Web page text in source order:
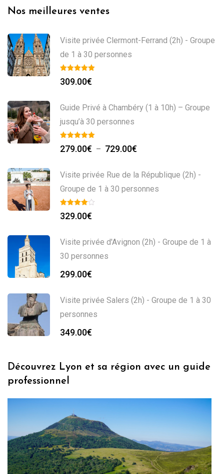
Nos meilleures ventes
Visite privée Clermont-Ferrand (2h) - Groupe
de 1 à 30 personnes
309.00€
Guide Privé à Chambéry (1 à 10h) – Groupe
jusqu’à 30 personnes
279.00€ – 729.00€
prix :
279.00€
Visite privée Rue de la République (2h) -
Groupe de 1 à 30 personnes
329.00€
Visite privée d'Avignon (2h) - Groupe de 1 à
30 personnes
299.00€
Visite privée Salers (2h) - Groupe de 1 à 30
personnes
349.00€
Découvrez Lyon et sa région avec un guide
professionnel